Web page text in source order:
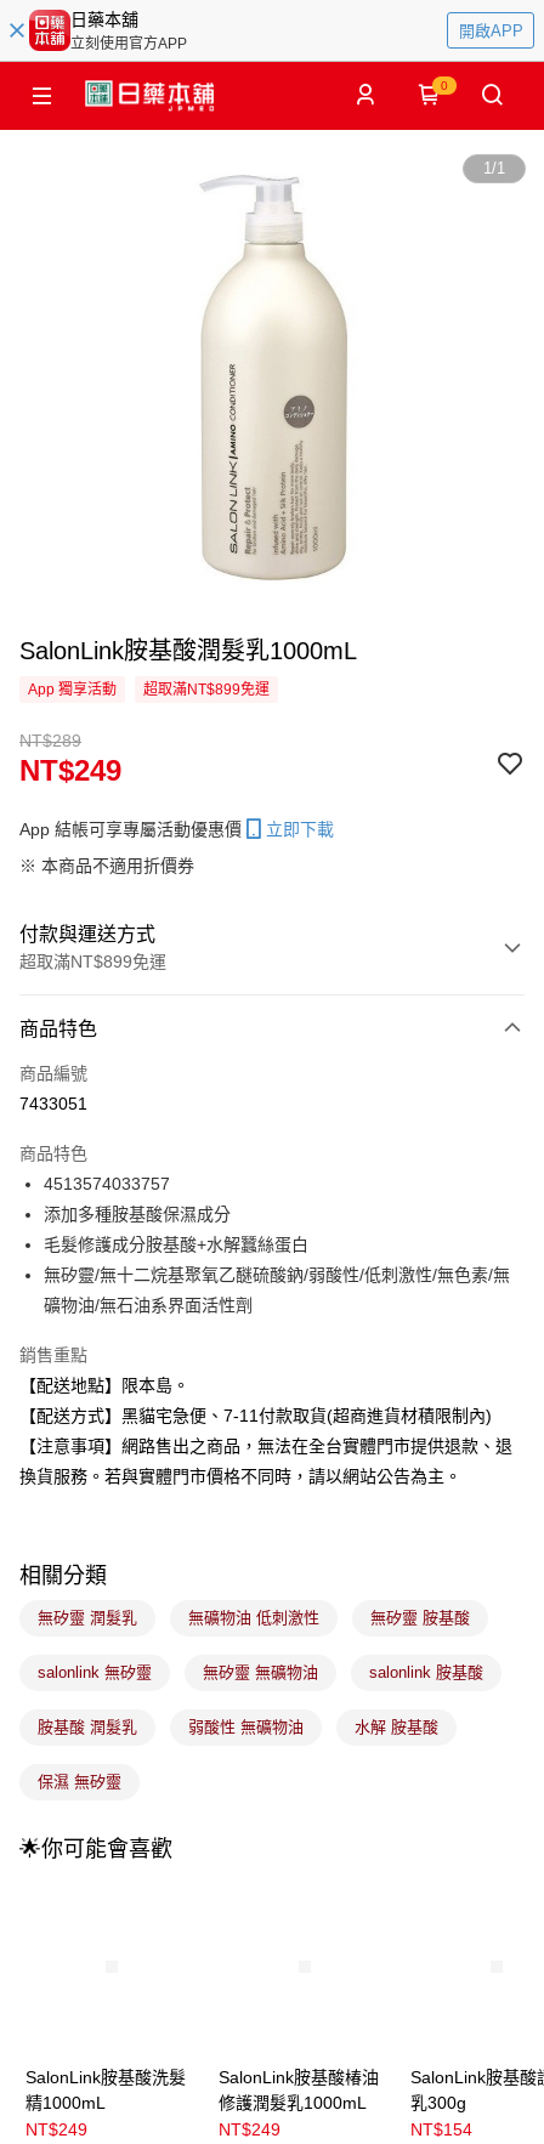
日藥本舖
立刻使用官方APP
開啟APP
0
1/1
SalonLink胺基酸潤髮乳1000mL
App 獨享活動 超取滿NT$899免運
NT$289
NT$249
App 結帳可享專屬活動優惠價
立即下載
※ 本商品不適用折價券
付款與運送方式
超取滿NT$899免運
信用卡一次付款
超商取貨付款
Apple Pay
街口支付
悠遊付
Google Pay
全盈+PAY
【大哥付你分期使用說明】
1.本服務由台灣大哥大提供，台灣大哥大用戶可立即使用無須另外申請。
3.實際核准額度、可分期數及費用金額請依後續交易確認頁面所載為準。
4.訂單成立30分鐘內，如未前往確認交易或遇審核未通過，訂單將自動取
消。如遇「轉專審核」未通過狀況，表示未達大哥付你分期系統評分，恕無
1.分期款項不併入電信帳單，「大哥付你分期」於每月結算日後寄送繳費提
2.透過簡訊連結打開帳單後，可選擇「超商條碼／台灣大直營門市／銀行轉
【注意事項】
買賣價金債權讓與本公司後，依約使用本公司帳單繳交帳款。
ATM付款
全家取貨付款
每筆NT$100，滿NT$899(含以上)免運費
7-11取貨付款
每筆NT$100，滿NT$899(含以上)免運費
每筆NT$100，滿NT$399(含以上)免運費
商品特色
商品編號
7433051
商品特色
4513574033757
添加多種胺基酸保濕成分
毛髮修護成分胺基酸+水解蠶絲蛋白
無矽靈/無十二烷基聚氧乙醚硫酸鈉/弱酸性/低刺激性/無色素/無
礦物油/無石油系界面活性劑
銷售重點
【配送地點】限本島。
【配送方式】黑貓宅急便、7-11付款取貨(超商進貨材積限制內)
【注意事項】網路售出之商品，無法在全台實體門市提供退款、退
換貨服務。若與實體門市價格不同時，請以網站公告為主。
相關分類
無矽靈 潤髮乳 無礦物油 低刺激性 無矽靈 胺基酸
salonlink 無矽靈 無矽靈 無礦物油 salonlink 胺基酸
胺基酸 潤髮乳 弱酸性 無礦物油 水解 胺基酸
保濕 無矽靈
🌟你可能會喜歡
SalonLink胺基酸洗髮
精1000mL
NT$249
SalonLink胺基酸椿油
修護潤髮乳1000mL
NT$249
SalonLink胺基酸
乳300g
NT$154